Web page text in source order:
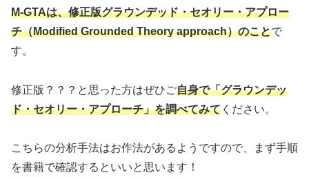
M-GTAは、修正版グラウンデッド・セオリー・アプロー
チ（Modified Grounded Theory approach）のことで
す。
修正版？？？と思った方はぜひご自身で「グラウンデッ
ド・セオリー・アプローチ」を調べてみて ください。
こちらの分析手法はお作法があるようですので、まず手順
を書籍で確認するといいと思います！